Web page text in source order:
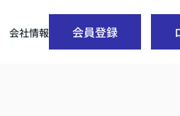
会社情報 会員登録